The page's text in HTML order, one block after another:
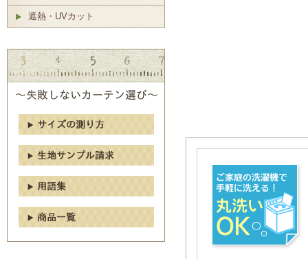
遮熱・UVカット